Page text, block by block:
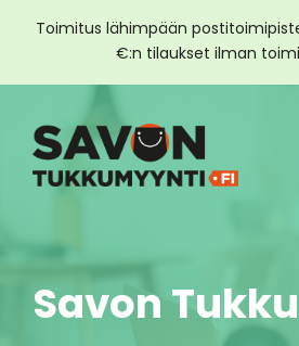
Toimitus lähimpään
€:n tilaukset ilman
sisältöön
Savon